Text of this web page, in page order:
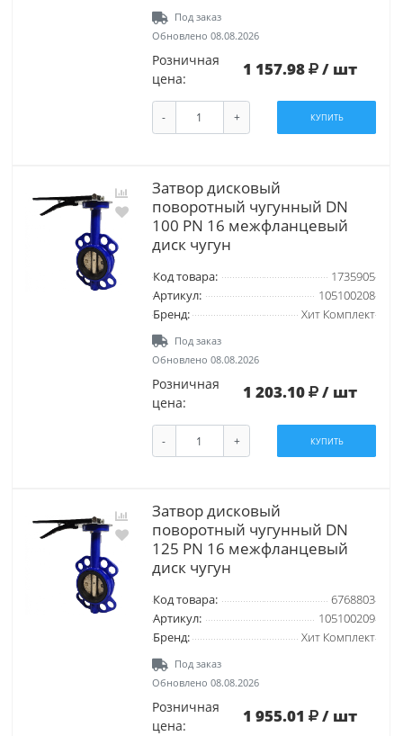
Под заказ
Обновлено 08.08.2026
Розничная
цена:
1 157.98 / шт
- + КУПИТЬ
Затвор дисковый
поворотный чугунный DN
100 PN 16 межфланцевый
диск чугун
Код товара:
1735905
Артикул:
105100208
Бренд:
Хит Комплект
Под заказ
Обновлено 08.08.2026
Розничная
цена:
1 203.10 / шт
- + КУПИТЬ
Затвор дисковый
поворотный чугунный DN
125 PN 16 межфланцевый
диск чугун
Код товара:
6768803
Артикул:
105100209
Бренд:
Хит Комплект
Под заказ
Обновлено 08.08.2026
Розничная
цена:
1 955.01 / шт